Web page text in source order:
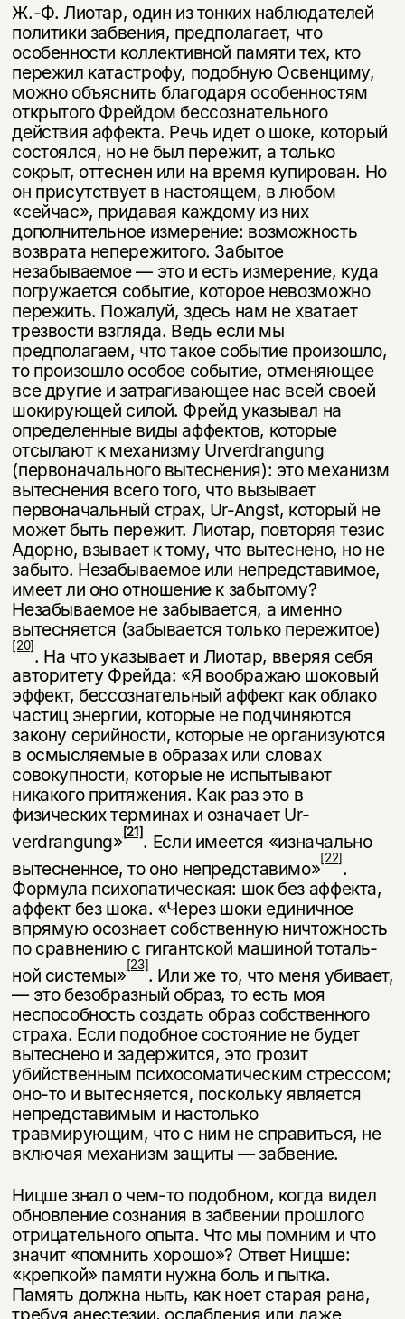
Ж.-Ф. Лиотар, один из тонких наблюдателей
политики забвения, предпо­лагает, что
особенности коллективной памяти тех, кто
пережил катастрофу, подобную Освенциму,
можно объяснить благодаря особенностям
открытого Фрейдом бессознательного
действия аффекта. Речь идет о шоке, который
со­стоялся, но не был пережит, а только
сокрыт, оттеснен или на время купиро­ван. Но
он присутствует в настоящем, в любом
«сейчас», придавая каждому из них
дополнительное измерение: возможность
возврата непережитого. За­бытое
незабываемое — это и есть измерение, куда
погружается событие, кото­рое невозможно
пережить. Пожалуй, здесь нам не хватает
трезвости взгляда. Ведь если мы
предполагаем, что такое событие произошло,
то произошло осо­бое событие, отменяющее
все другие и затрагивающее нас всей своей
шоки­рующей силой. Фрейд указывал на
определенные виды аффектов, которые
отсылают к механизму Urverdrangung
(первоначального вытеснения): это механизм
вытеснения всего того, что вызывает
первоначальный страх, Ur-Angst, который не
может быть пережит. Лиотар, повторяя тезис
Адорно, взы­вает к тому, что вытеснено, но не
забыто. Незабываемое или непредставимое,
имеет ли оно отношение к забытому?
Незабываемое не забывается, а именно
вытесняется (забывается только пережитое)
[20]. На что указывает и Лиотар, вверяя себя
авторитету Фрейда: «Я воображаю шоковый
эффект, бессозна­тельный аффект как облако
частиц энергии, которые не подчиняются
закону серийности, которые не организуются
в осмысляемые в образах или словах
совокупности, которые не испытывают
никакого притяжения. Как раз это в
физических терминах и означает Ur-
verdrangung»[21]. Если имеется «изна­чально
вытесненное, то оно непредставимо»[22].
Формула психопатическая: шок без аффекта,
аффект без шока. «Через шоки единичное
впрямую осо­знает собственную ничтожность
по сравнению с гигантской машиной тоталь­
ной системы»[23]. Или же то, что меня убивает,
— это безобразный образ, то есть моя
неспособность создать образ собственного
страха. Если подобное состояние не будет
вытеснено и задержится, это грозит
убийственным пси­хосоматическим стрессом;
оно-то и вытесняется, поскольку является
непред­ставимым и настолько
травмирующим, что с ним не справиться, не
включая механизм защиты — забвение.
Ницше знал о чем-то подобном, когда видел
обновление сознания в заб­вении прошлого
отрицательного опыта. Что мы помним и что
значит «пом­нить хорошо»? Ответ Ницше:
«крепкой» памяти нужна боль и пытка.
Память должна ныть, как ноет старая рана,
требуя анестезии, ослабления или даже